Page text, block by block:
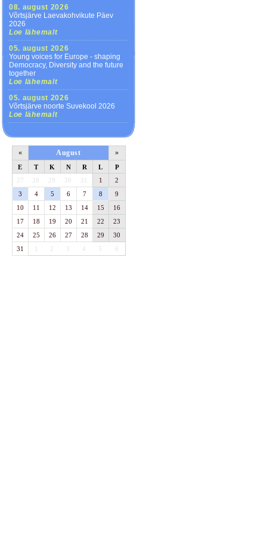
08. august 2026
Võrtsjärve Laevakohvikute Päev
2026
Loe lähemalt
05. august 2026
Young voices for Europe - shaping
Democracy, Diversity and the future
together
Loe lähemalt
05. august 2026
Võrtsjärve noorte Suvekool 2026
Loe lähemalt
« August »
E T K N R L
P
27
28 29 30 31 1
2
3
4 5 6 7 8
9
10
11 12 13 14 15
16
17
18 19 20 21 22
23
24
25 26 27 28 29
30
31
1 3 4 5 6